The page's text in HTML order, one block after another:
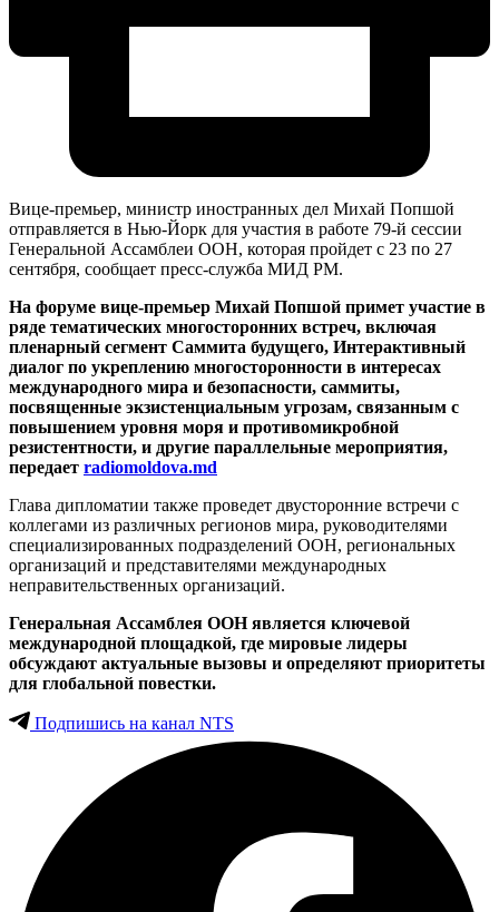
Вице-премьер, министр иностранных дел Михай Попшой
отправляется в Нью-Йорк для участия в работе 79-й сессии
Генеральной Ассамблеи ООН, которая пройдет с 23 по 27
сентября, сообщает пресс-служба МИД РМ.
На форуме вице-премьер Михай Попшой примет участие в
ряде тематических многосторонних встреч, включая
пленарный сегмент Саммита будущего, Интерактивный
диалог по укреплению многосторонности в интересах
международного мира и безопасности, саммиты,
посвященные экзистенциальным угрозам, связанным с
повышением уровня моря и противомикробной
резистентности, и другие параллельные мероприятия,
передает radiomoldova.md
Глава дипломатии также проведет двусторонние встречи с
коллегами из различных регионов мира, руководителями
специализированных подразделений ООН, региональных
организаций и представителями международных
неправительственных организаций.
Генеральная Ассамблея ООН является ключевой
международной площадкой, где мировые лидеры
обсуждают актуальные вызовы и определяют приоритеты
для глобальной повестки.
Подпишись на канал NTS